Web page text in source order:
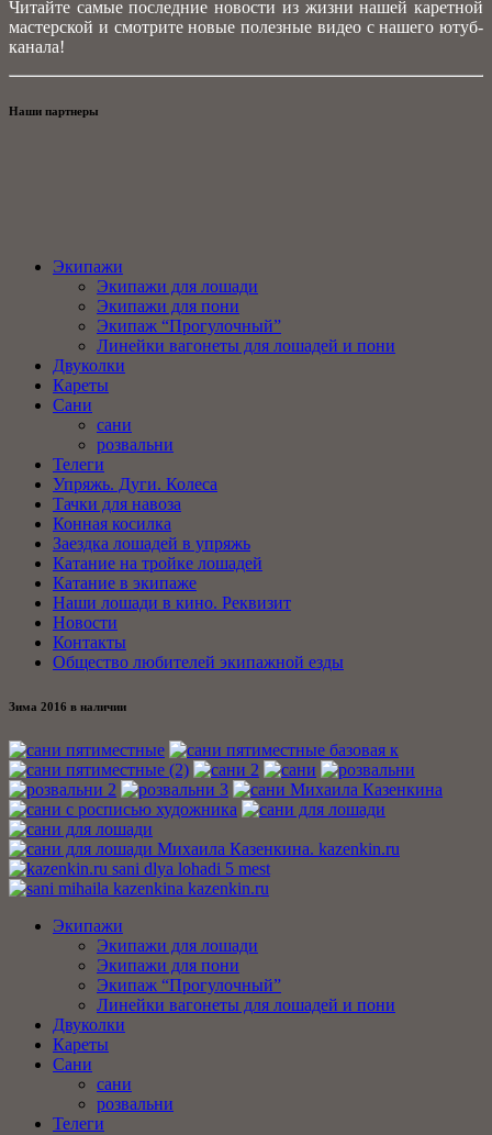
Читайте самые последние новости из жизни нашей каретной
мастерской и смотрите новые полезные видео с нашего ютуб-
канала!
Наши партнеры
Экипажи
Экипажи для лошади
Экипажи для пони
Экипаж “Прогулочный”
Линейки вагонеты для лошадей и пони
Двуколки
Кареты
Сани
сани
розвальни
Телеги
Упряжь. Дуги. Колеса
Тачки для навоза
Конная косилка
Заездка лошадей в упряжь
Катание на тройке лошадей
Катание в экипаже
Наши лошади в кино. Реквизит
Новости
Контакты
Общество любителей экипажной езды
Зима 2016 в наличии
Экипажи
Экипажи для лошади
Экипажи для пони
Экипаж “Прогулочный”
Линейки вагонеты для лошадей и пони
Двуколки
Кареты
Сани
сани
розвальни
Телеги